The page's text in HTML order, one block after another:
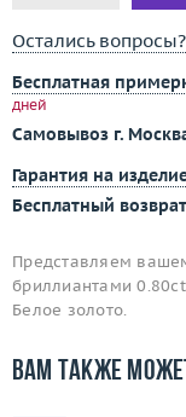
Остались вопросы?
Бесплатная
дней
Самовывоз г.
Гарантия на
Бесплатный
Представляем
бриллиантами
Белое золото.
Вам также